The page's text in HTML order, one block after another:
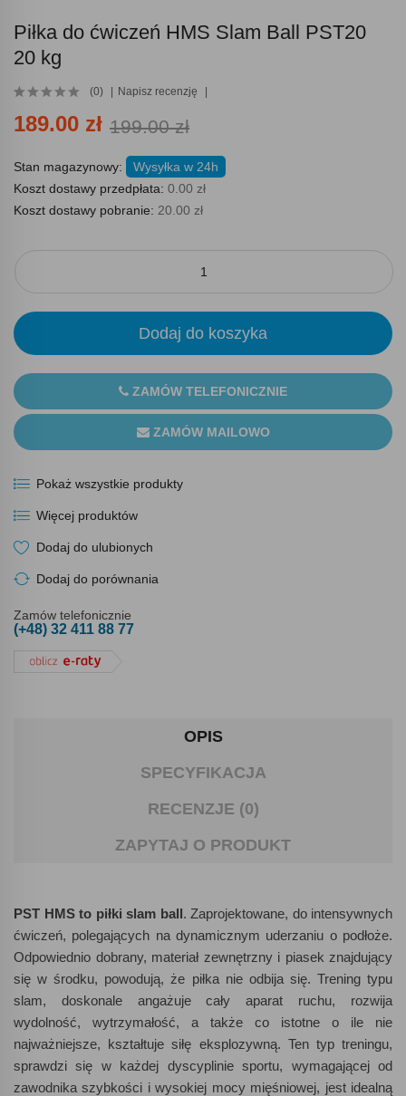
Piłka do ćwiczeń HMS Slam Ball PST20
20 kg
(0) Napisz recenzję
189.00 zł 199.00 zł
Stan magazynowy:
Wysyłka w 24h
Koszt dostawy przedpłata: 0.00 zł
Koszt dostawy pobranie: 20.00 zł
Dodaj do koszyka
ZAMÓW TELEFONICZNIE
ZAMÓW MAILOWO
Pokaż wszystkie produkty
Więcej produktów
Dodaj do ulubionych
Dodaj do porównania
Zamów telefonicznie
(+48) 32 411 88 77
OPIS
SPECYFIKACJA
RECENZJE (0)
ZAPYTAJ O PRODUKT
PST HMS to piłki slam ball. Zaprojektowane, do intensywnych
ćwiczeń, polegających na dynamicznym uderzaniu o podłoże.
Odpowiednio dobrany, materiał zewnętrzny i piasek znajdujący
się w środku, powodują, że piłka nie odbija się. Trening typu
slam, doskonale angażuje cały aparat ruchu, rozwija
wydolność, wytrzymałość, a także co istotne o ile nie
najważniejsze, kształtuje siłę eksplozywną. Ten typ treningu,
sprawdzi się w każdej dyscyplinie sportu, wymagającej od
zawodnika szybkości i wysokiej mocy mięśniowej, jest idealną